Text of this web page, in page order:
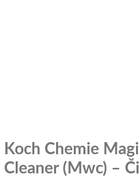
Koch Chemie
Cleaner (Mwc) –